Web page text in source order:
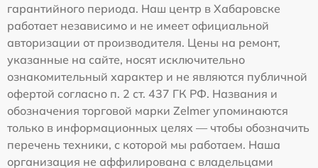
гарантийного периода. Наш центр в Хабаровске
работает независимо и не имеет официальной
авторизации от производителя. Цены на ремонт,
указанные на сайте, носят исключительно
ознакомительный характер и не являются публичной
офертой согласно п. 2 ст. 437 ГК РФ. Названия и
обозначения торговой марки Zelmer упоминаются
только в информационных целях — чтобы обозначить
перечень техники, с которой мы работаем. Наша
организация не аффилирована с владельцами